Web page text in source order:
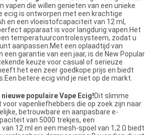
vapen die willen genieten van een unieke
ecig is ontworpen met een krachtige
en een vloeistofcapaciteit van 12 ml,
apparaat is voor langdurig vapen.Het
temperatuurcontrolesysteem, zodat u
aanpassen.Met een oplaadtijd van
garantie van een jaar, is de New Popular
keuze voor casual of serieuze
het een zeer goedkope prijs en biedt
betere ecig vind je niet op de markt.
populaire Vape Ecig!Dit slimme
vapenliefhebbers die op zoek zijn naar
betrouwbare en aanpasbare e-
van 5000 trekjes, een
12 ml en een mesh-spoel van 1,2 Ω biedt